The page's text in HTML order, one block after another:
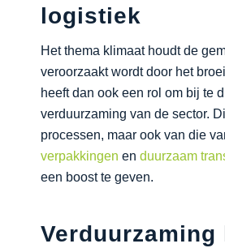
logistiek
Het thema klimaat houdt de
veroorzaakt wordt door het
heeft dan ook een rol om bij te
verduurzaming van de sector.
processen, maar ook van die
verpakkingen en duurzaam
een boost te geven.